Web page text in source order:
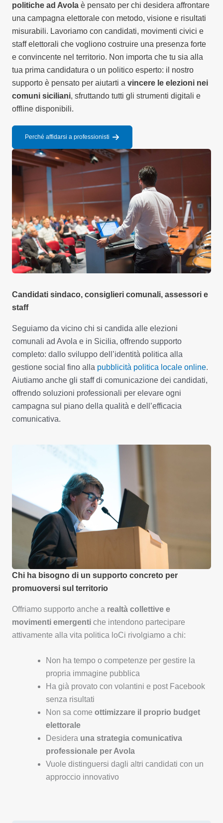
politiche ad Avola è pensato per chi desidera affrontare
una campagna elettorale con metodo, visione e risultati
misurabili. Lavoriamo con candidati, movimenti civici e
staff elettorali che vogliono costruire una presenza forte
e convincente nel territorio. Non importa che tu sia alla
tua prima candidatura o un politico esperto: il nostro
supporto è pensato per aiutarti a vincere le elezioni nei
comuni siciliani, sfruttando tutti gli strumenti digitali e
offline disponibili.
Perché affidarsi a professionisti
Candidati sindaco, consiglieri comunali, assessori e
staff
Seguiamo da vicino chi si candida alle elezioni
comunali ad Avola e in Sicilia, offrendo supporto
completo: dallo sviluppo dell’identità politica alla
gestione social fino alla pubblicità politica locale online.
Aiutiamo anche gli staff di comunicazione dei candidati,
offrendo soluzioni professionali per elevare ogni
campagna sul piano della qualità e dell’efficacia
comunicativa.
Chi ha bisogno di un supporto concreto per
promuoversi sul territorio
Offriamo supporto anche a realtà collettive e
movimenti emergenti che intendono partecipare
attivamente alla vita politica loCi rivolgiamo a chi:
Non ha tempo o competenze per gestire la
propria immagine pubblica
Ha già provato con volantini e post Facebook
senza risultati
Non sa come ottimizzare il proprio budget
elettorale
Desidera una strategia comunicativa
professionale per Avola
Vuole distinguersi dagli altri candidati con un
approccio innovativo